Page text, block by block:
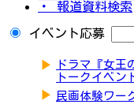
・ 報道資料検索
イベント応募
▶
ドラマ『女王
トークイベン
▶ 民画体験ワー